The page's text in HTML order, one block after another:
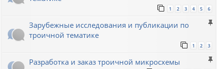
1 2 3 4 5 6
Зарубежные исследования и публикации по
троичной тематике
1 2 3
Разработка и заказ троичной микросхемы